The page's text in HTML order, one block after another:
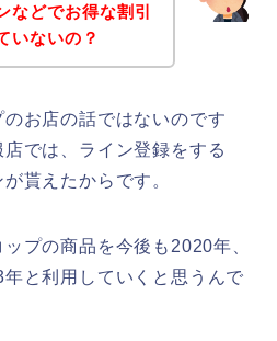
などでお得な割引
いないの？
お店の話ではないのです
では、ライン登録をする
貰えたからです。
プの商品を今後も2020年、
と利用していくと思うんで